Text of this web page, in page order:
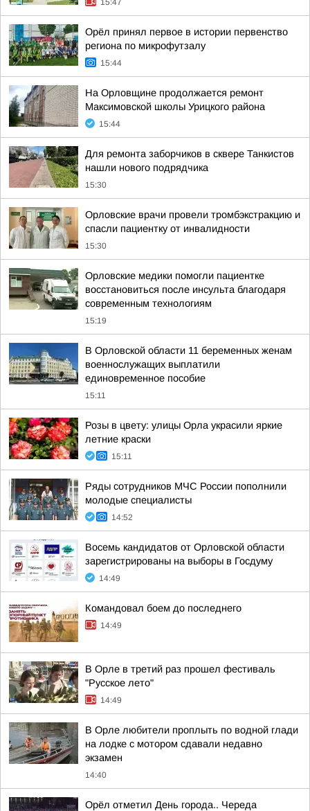
15:47
Орёл принял первое в истории первенство
региона по микрофутзалу
15:44
На Орловщине продолжается ремонт
Максимовской школы Урицкого района
15:44
Для ремонта заборчиков в сквере Танкистов
нашли нового подрядчика
15:30
Орловские врачи провели тромбэкстракцию и
спасли пациентку от инвалидности
15:30
Орловские медики помогли пациентке
восстановиться после инсульта благодаря
современным технологиям
15:19
В Орловской области 11 беременных женам
военнослужащих выплатили
единовременное пособие
15:11
Розы в цвету: улицы Орла украсили яркие
летние краски
15:11
Ряды сотрудников МЧС России пополнили
молодые специалисты
14:52
Восемь кандидатов от Орловской области
зарегистрированы на выборы в Госдуму
14:49
Командовал боем до последнего
14:49
В Орле в третий раз прошел фестиваль
"Русское лето"
14:49
В Орле любители проплыть по водной глади
на лодке с мотором сдавали недавно
экзамен
14:40
Орёл отметил День города.. Череда